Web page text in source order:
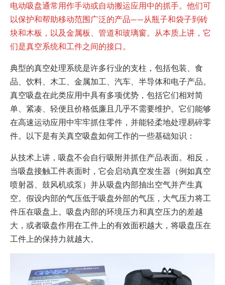
电动吸盘通常用作手动或自动搬运应用中的抓手。他们可
以保护和帮助移动范围广泛的产品——从瓶子和袋子到砖
块和木板，以及金属板、管道和玻璃窗。从本质上讲，它
们是真空系统和工件之间的接口。
典型的真空处理系统是许多行业的支柱，包括包装、食
品、饮料、木工、金属加工、汽车、半导体和电子产品。
真空吸盘在此类应用中具有多项优势，包括它们相对简
单、紧凑、轻便且价格低廉且几乎不需要维护。它们能够
在高速运动应用中牢牢抓住零件，并能轻柔地处理易碎零
件。以下是有关真空吸盘如何工作的一些基础知识：
从技术上讲，吸盘不会自行吸附并抓住产品表面。相反，
当吸盘接触工件表面时，它会启动真空发生器（例如真空
喷射器、鼓风机或泵）并从吸盘内部抽出空气并产生真
空。假设内部的气压低于吸盘外部的气压，大气压力将工
件压在吸盘上。吸盘内部的环境压力和真空压力的差越
大，或者吸盘作用在工件上的有效面积越大，将吸盘压在
工件上的保持力就越大。